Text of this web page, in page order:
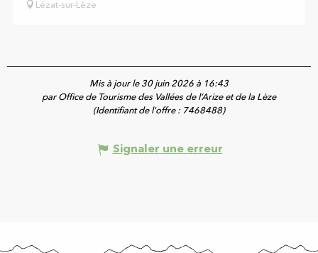
Lézat-sur-Lèze
Mis à jour le 30 juin 2026 à 16:43
par Office de Tourisme des Vallées de l’Arize et de la Lèze
(Identifiant de l'offre : 7468488)
Signaler une erreur